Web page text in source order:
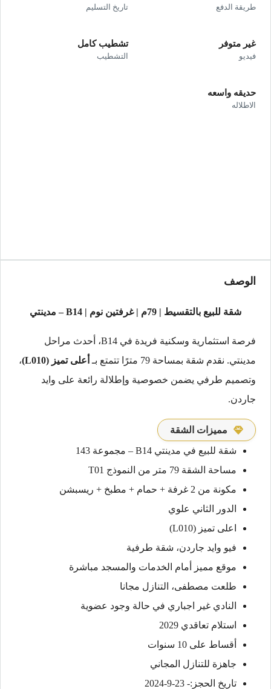
طريقة الدفع تاريخ التسليم
غير متوفر
فيديو
تشطيب كامل
التشطيب
حديقه واسعه
الاطلاله
الوصف
شقة للبيع بالتقسيط | 79م | غرفتين نوم | B14 – مدينتي
فرصة استثمارية وسكنية فريدة في B14، أحدث مراحل
مدينتي. نقدم شقة بمساحة 79 مترًا تتمتع بـ
أعلى تميز (L010)
،
وتصميم طرفي يضمن خصوصية وإطلالة رائعة على وايد
جاردن.
مميزات الشقة
شقة للبيع في مدينتي B14 – مجموعة 143
مساحة الشقة 79 متر من النموذج T01
مكونة من 2 غرفة + حمام + مطبخ + ريسبشن
الدور الثاني علوي
اعلى تميز (L010)
فيو وايد جاردن، شقة طرفية
موقع مميز أمام الخدمات والمسجد مباشرة
طلعت مصطفى، التنازل مجانا
النادي غير اجباري في حالة وجود عضوية
استلام تعاقدي 2029
أقساط على 10 سنوات
جاهزة للتنازل المجاني
تاريخ الحجز:- 23-9-2024